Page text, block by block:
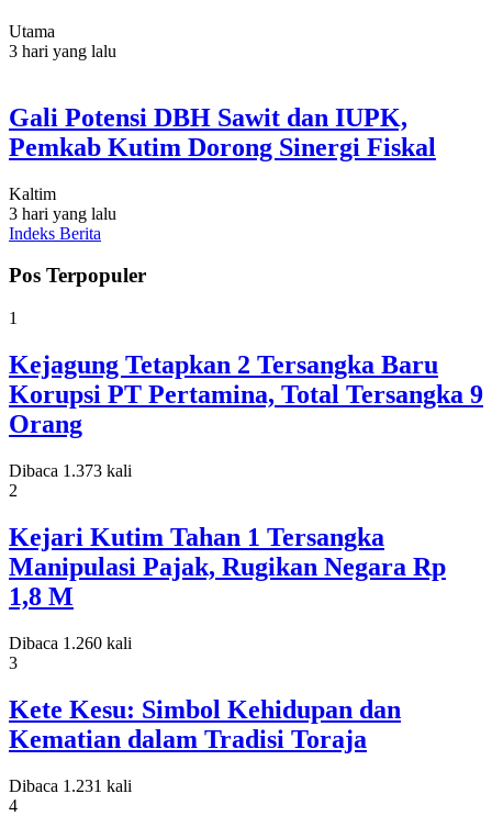
Utama
3 hari yang lalu
Gali Potensi DBH Sawit dan IUPK,
Pemkab Kutim Dorong Sinergi Fiskal
Kaltim
3 hari yang lalu
Indeks Berita
Pos Terpopuler
1
Kejagung Tetapkan 2 Tersangka Baru
Korupsi PT Pertamina, Total Tersangka 9
Orang
Dibaca 1.373 kali
2
Kejari Kutim Tahan 1 Tersangka
Manipulasi Pajak, Rugikan Negara Rp
1,8 M
Dibaca 1.260 kali
3
Kete Kesu: Simbol Kehidupan dan
Kematian dalam Tradisi Toraja
Dibaca 1.231 kali
4